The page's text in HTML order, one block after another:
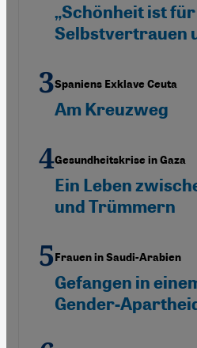
„Schönheit ist
Selbstvertrauen
Spaniens Exklave Ceuta
Am Kreuzweg
Gesundheitskrise in Gaza
Ein Leben
und Trümmern
Frauen in Saudi-Arabien
Gefangen in
Gender-